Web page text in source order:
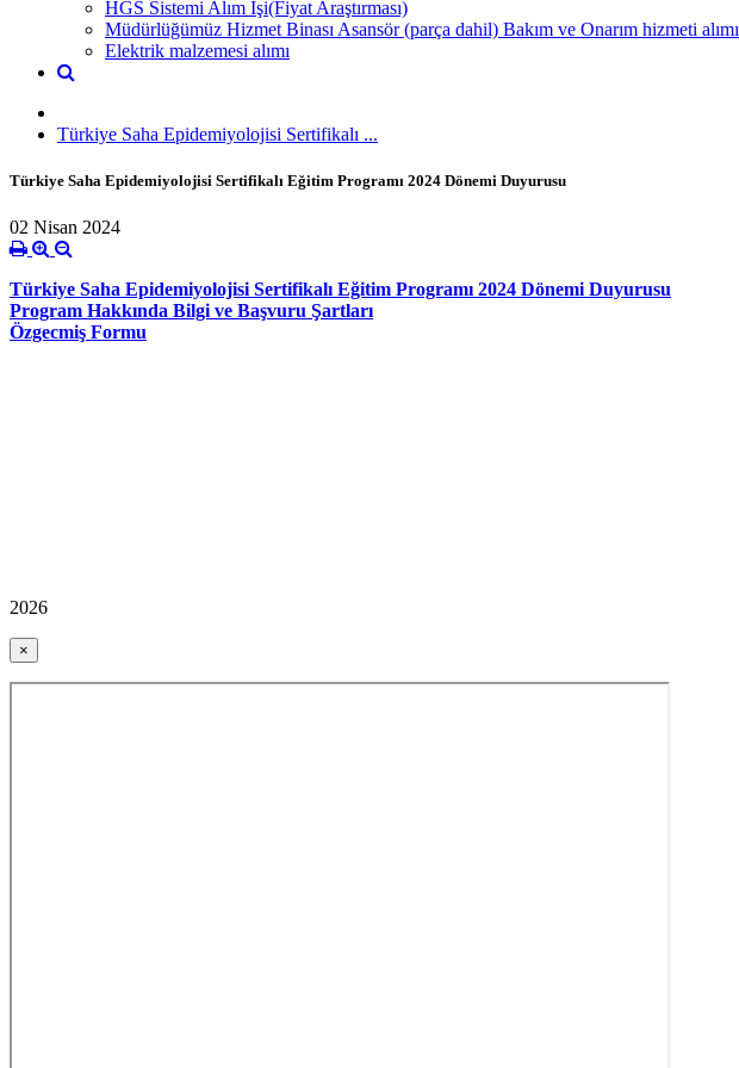
HGS Sistemi Alım İşi(Fiyat Araştırması)
Müdürlüğümüz Hizmet Binası Asansör (parça dahil) Bakım ve Onarım hizmeti alımı
Elektrik malzemesi alımı
Türkiye Saha Epidemiyolojisi Sertifikalı ...
Türkiye Saha Epidemiyolojisi Sertifikalı Eğitim Programı 2024 Dönemi Duyurusu
02 Nisan 2024
Türkiye Saha Epidemiyolojisi Sertifikalı Eğitim Programı 2024 Dönemi Duyurusu
Program Hakkında Bilgi ve Başvuru Şartları
Özgecmiş Formu
2026
×